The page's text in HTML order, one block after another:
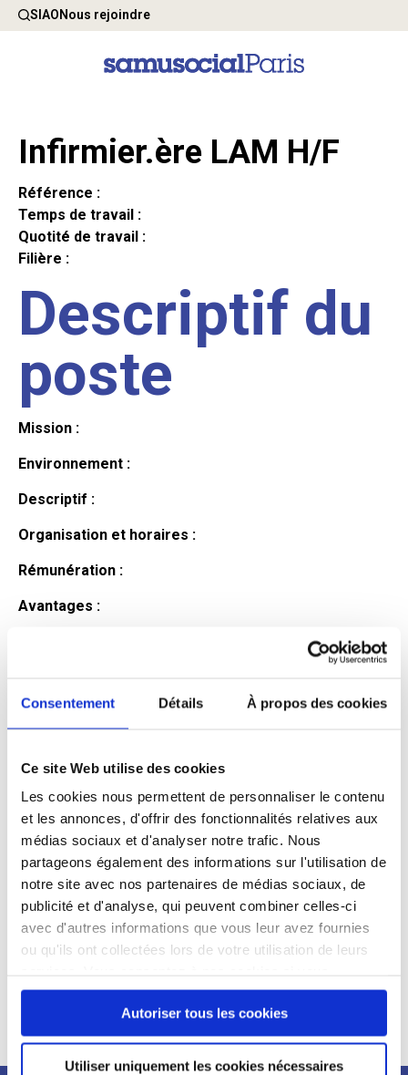
Consentement Détails À propos des cookies
Ce site Web utilise des cookies
Les cookies nous permettent de personnaliser le contenu
et les annonces, d'offrir des fonctionnalités relatives aux
médias sociaux et d'analyser notre trafic. Nous
partageons également des informations sur l'utilisation de
notre site avec nos partenaires de médias sociaux, de
publicité et d'analyse, qui peuvent combiner celles-ci
avec d'autres informations que vous leur avez fournies
ou qu'ils ont collectées lors de votre utilisation de leurs
continuez à utiliser notre site Web.
Autoriser tous les cookies
Utiliser uniquement les cookies nécessaires
SIAONous rejoindre
Infirmier.ère LAM H/F
Référence :
Temps de travail :
Quotité de travail :
Filière :
Descriptif du
poste
Mission :
Environnement :
Descriptif :
Organisation et horaires :
Rémunération :
Avantages :
candidat
Qualifications et diplômes :
Profil recherché :
Expérience :
Processus
de
recrutement